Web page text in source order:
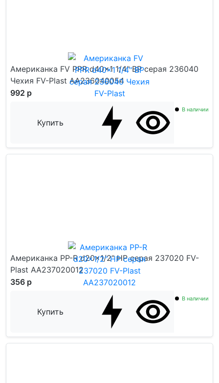
Американка FV PPR d40x1 1/4" ВР серая 236040
Чехия FV-Plast AA236040054
992 р
Купить
В наличии
Американка PP-R d20x1/2" НР серая 237020 FV-
Plast AA237020012
356 р
Купить
В наличии